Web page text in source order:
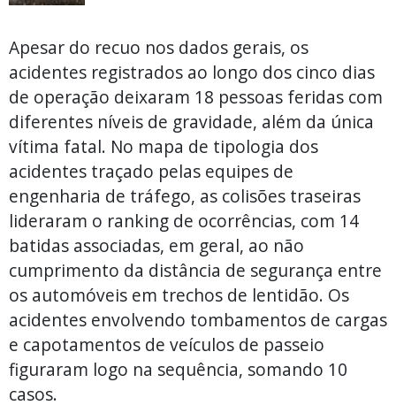
Apesar do recuo nos dados gerais, os
acidentes registrados ao longo dos cinco dias
de operação deixaram 18 pessoas feridas com
diferentes níveis de gravidade, além da única
vítima fatal. No mapa de tipologia dos
acidentes traçado pelas equipes de
engenharia de tráfego, as colisões traseiras
lideraram o ranking de ocorrências, com 14
batidas associadas, em geral, ao não
cumprimento da distância de segurança entre
os automóveis em trechos de lentidão. Os
acidentes envolvendo tombamentos de cargas
e capotamentos de veículos de passeio
figuraram logo na sequência, somando 10
casos.